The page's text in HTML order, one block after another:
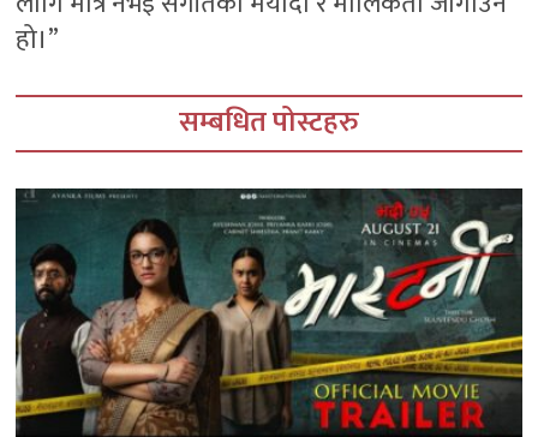
हो।”
सम्बधित पोस्टहरु